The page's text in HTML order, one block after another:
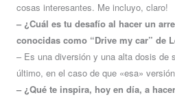
cosas interesantes. Me incluyo, claro!
– ¿Cuál es tu desafío al hacer un
conocidas como “Drive my car” de
– Es una diversión y una alta dosis de
último, en el caso de que «esa»
– ¿Qué te inspira, hoy en día, a